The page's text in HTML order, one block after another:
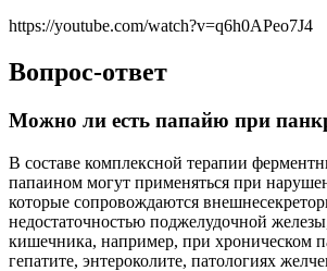
https://youtube.com/watch?v=q6h0APeo7J4
Вопрос-ответ
Можно ли есть папайю при
В составе комплексной терапии
папаином могут применяться при
которые сопровождаются
недостаточностью поджелудочной
кишечника, например, при хроническом
гепатите, энтероколите, патологиях